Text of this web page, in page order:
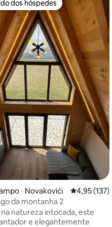
de 5, 21 avaliações
preferidos dos hóspedes
dos hóspedes
⋅ Novakovići 4,95 de
4,95 (137)
da montanha 2
natureza intocada, este
e elegantemente